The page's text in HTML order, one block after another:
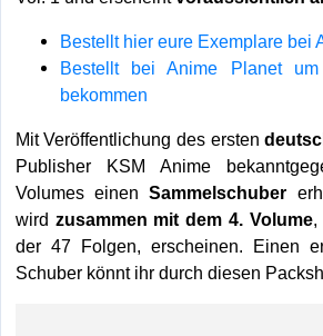
Bestellt hier eure Exemplare bei
Bestellt bei Anime Planet
bekommen
Mit Veröffentlichung des ersten
Publisher KSM Anime
Volumes einenSammelschuber
wird zusammen mit dem 4. Volume,
der 47 Folgen, erscheinen. Einen
Schuber könnt ihr durch diesen